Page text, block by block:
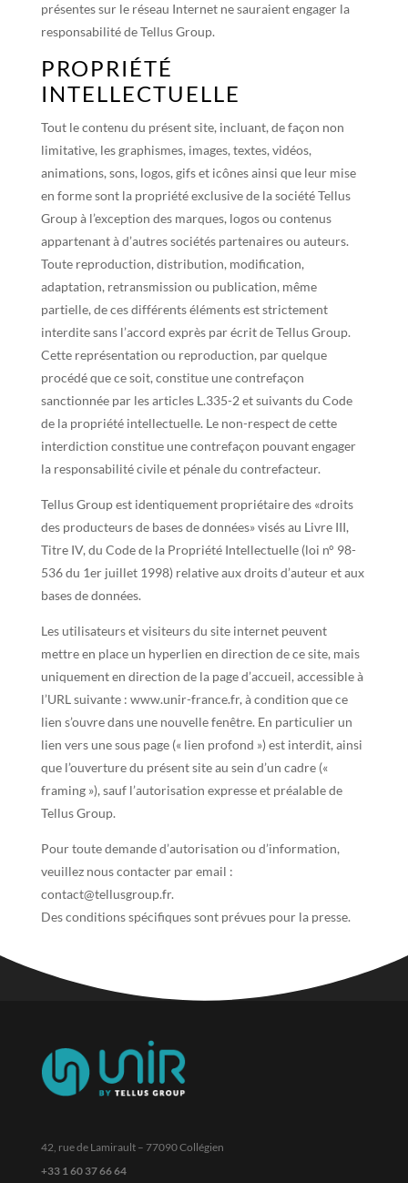
présentes sur le réseau Internet ne sauraient engager la
responsabilité de Tellus Group.
PROPRIÉTÉ
INTELLECTUELLE
Tout le contenu du présent site, incluant, de façon non
limitative, les graphismes, images, textes, vidéos,
animations, sons, logos, gifs et icônes ainsi que leur mise
en forme sont la propriété exclusive de la société Tellus
Group à l’exception des marques, logos ou contenus
appartenant à d’autres sociétés partenaires ou auteurs.
Toute reproduction, distribution, modification,
adaptation, retransmission ou publication, même
partielle, de ces différents éléments est strictement
interdite sans l’accord exprès par écrit de Tellus Group.
Cette représentation ou reproduction, par quelque
procédé que ce soit, constitue une contrefaçon
sanctionnée par les articles L.335-2 et suivants du Code
de la propriété intellectuelle. Le non-respect de cette
interdiction constitue une contrefaçon pouvant engager
la responsabilité civile et pénale du contrefacteur.
Tellus Group est identiquement propriétaire des «droits
des producteurs de bases de données» visés au Livre III,
Titre IV, du Code de la Propriété Intellectuelle (loi n° 98-
536 du 1er juillet 1998) relative aux droits d’auteur et aux
bases de données.
Les utilisateurs et visiteurs du site internet peuvent
mettre en place un hyperlien en direction de ce site, mais
uniquement en direction de la page d’accueil, accessible à
l’URL suivante : www.unir-france.fr, à condition que ce
lien s’ouvre dans une nouvelle fenêtre. En particulier un
lien vers une sous page (« lien profond ») est interdit, ainsi
que l’ouverture du présent site au sein d’un cadre («
framing »), sauf l’autorisation expresse et préalable de
Tellus Group.
Pour toute demande d’autorisation ou d’information,
veuillez nous contacter par email :
contact@tellusgroup.fr.
Des conditions spécifiques sont prévues pour la presse.
42, rue de Lamirault – 77090 Collégien
+33 1 60 37 66 64